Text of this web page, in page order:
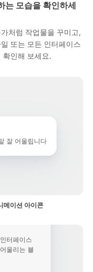
는 모습을 확인하세
처럼 작업물을 꾸미고,
또는 모든 인터페이스
확인해 보세요.
잘 어울립니다
메이션 아이콘
터페이스
울리는 블